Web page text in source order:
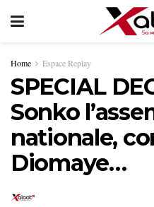
Home Espace Replay
SPECIAL
Sonko
nationale,
Diomaye…